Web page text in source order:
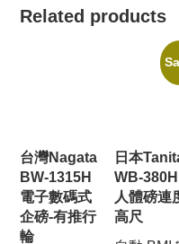
Related products
台灣Nagata
BW-1315H
電子數碼式
企磅-有推行
輪
日本
WB-380H
人體磅連
高尺